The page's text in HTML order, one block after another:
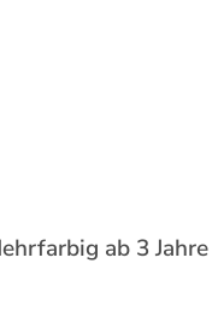
ab 3 Jahre